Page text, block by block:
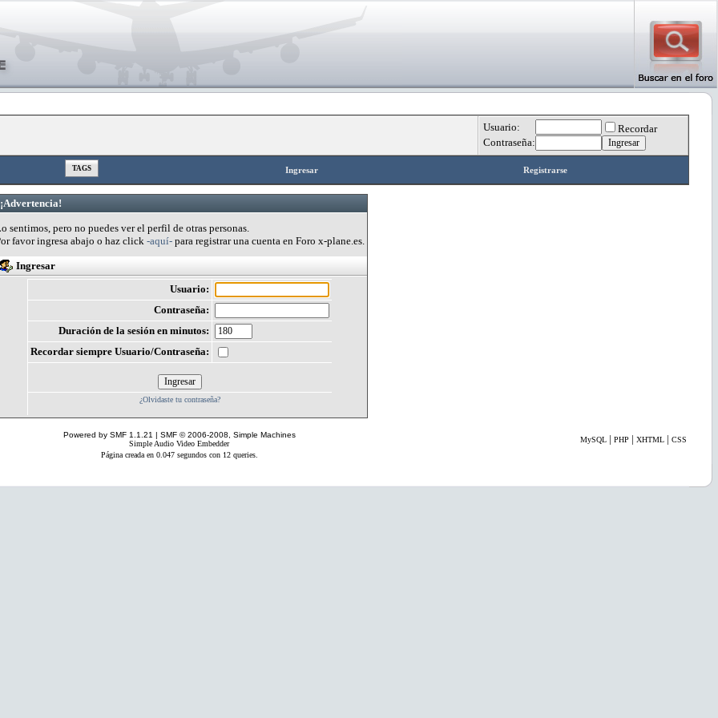
Usuario:
Recordar
Contraseña:
TAGS Ingresar Registrarse
¡Advertencia!
sentimos, pero no puedes ver el perfil de otras personas.
favor ingresa abajo o haz click -aquí-para registrar una cuenta en Foro x-plane.es.
Ingresar
Usuario:
Contraseña:
Duración de la sesión en minutos:
Recordar siempre Usuario/Contraseña:
¿Olvidaste tu contraseña?
Powered by SMF 1.1.21 | SMF © 2006-2008, Simple Machines
Simple Audio Video Embedder
MySQL | PHP | XHTML | CSS
Página creada en 0.047 segundos con 12 queries.